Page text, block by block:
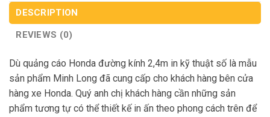
DESCRIPTION
REVIEWS (0)
Dù quảng cáo Honda đường kính 2,4m in kỹ thuật số là mẫu
sản phẩm Minh Long đã cung cấp cho khách hàng bên cửa
hàng xe Honda. Quý anh chị khách hàng cần những sản
phẩm tương tự có thể thiết kế in ấn theo phong cách trên để